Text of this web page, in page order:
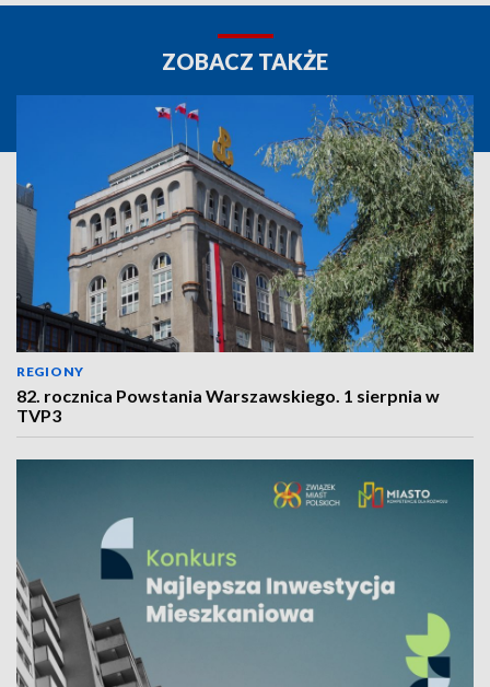
ZOBACZ TAKŻE
REGIONY
82. rocznica Powstania Warszawskiego. 1 sierpnia w
TVP3